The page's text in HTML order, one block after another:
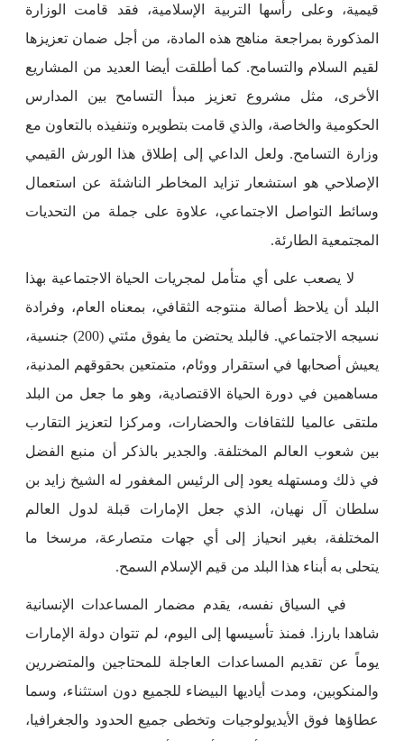
قيمية، وعلى رأسها التربية الإسلامية، فقد قامت الوزارة
المذكورة بمراجعة مناهج هذه المادة، من أجل ضمان تعزيزها
لقيم السلام والتسامح. كما أطلقت أيضا العديد من المشاريع
الأخرى، مثل مشروع تعزيز مبدأ التسامح بين المدارس
الحكومية والخاصة، والذي قامت بتطويره وتنفيذه بالتعاون مع
وزارة التسامح. ولعل الداعي إلى إطلاق هذا الورش القيمي
الإصلاحي هو استشعار تزايد المخاطر الناشئة عن استعمال
وسائط التواصل الاجتماعي، علاوة على جملة من التحديات
المجتمعية الطارئة.
لا يصعب على أي متأمل لمجريات الحياة الاجتماعية بهذا
البلد أن يلاحظ أصالة منتوجه الثقافي، بمعناه العام، وفرادة
نسيجه الاجتماعي. فالبلد يحتضن ما يفوق مئتي (200) جنسية،
يعيش أصحابها في استقرار ووئام، متمتعين بحقوقهم المدنية،
مساهمين في دورة الحياة الاقتصادية، وهو ما جعل من البلد
ملتقى عالميا للثقافات والحضارات، ومركزا لتعزيز التقارب
بين شعوب العالم المختلفة. والجدير بالذكر أن منبع الفضل
في ذلك ومستهله يعود إلى الرئيس المغفور له الشيخ زايد بن
سلطان آل نهيان، الذي جعل الإمارات قبلة لدول العالم
المختلفة، بغير انحياز إلى أي جهات متصارعة، مرسخا ما
يتحلى به أبناء هذا البلد من قيم الإسلام السمح.
في السياق نفسه، يقدم مضمار المساعدات الإنسانية
شاهدا بارزا. فمنذ تأسيسها إلى اليوم، لم تتوان دولة الإمارات
يوماً عن تقديم المساعدات العاجلة للمحتاجين والمتضررين
والمنكوبين، ومدت أياديها البيضاء للجميع دون استثناء، وسما
عطاؤها فوق الأيديولوجيات وتخطى جميع الحدود والجغرافيا،